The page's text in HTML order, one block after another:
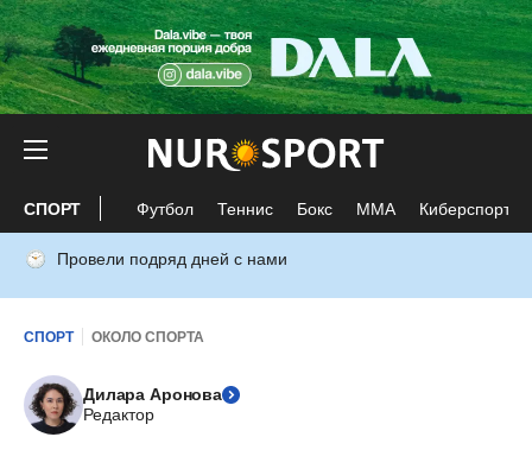
СПОРТ Футбол Теннис Бокс ММА Киберспорт
Провели подряд дней с нами
СПОРТ ОКОЛО СПОРТА
Дилара Аронова
Редактор